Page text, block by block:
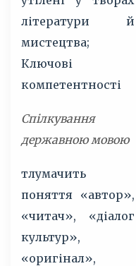
літератури й
мистецтва;
Ключові
компетентності
Спілкування
державною мовою
тлумачить
поняття «автор»,
«читач», «діалог
культур»,
«оригінал»,